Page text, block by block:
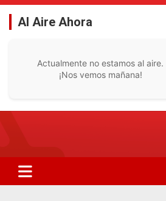
Saltar
contenido
Al Aire Ahora
Actualmente no estamos al aire.
¡Nos vemos mañana!